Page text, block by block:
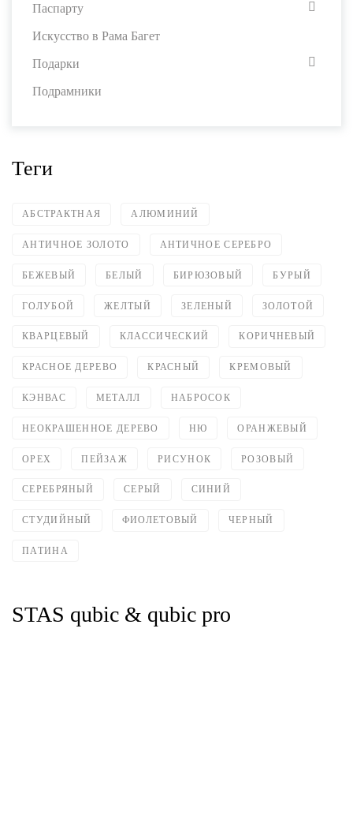
Паспарту
Искусство в Рама Багет
Подарки
Подрамники
Теги
АБСТРАКТНАЯ АЛЮМИНИЙ
АНТИЧНОЕ ЗОЛОТО АНТИЧНОЕ СЕРЕБРО
БЕЖЕВЫЙ БЕЛЫЙ БИРЮЗОВЫЙ БУРЫЙ
ГОЛУБОЙ ЖЕЛТЫЙ ЗЕЛЕНЫЙ ЗОЛОТОЙ
КВАРЦЕВЫЙ КЛАССИЧЕСКИЙ КОРИЧНЕВЫЙ
КРАСНОЕ ДЕРЕВО КРАСНЫЙ КРЕМОВЫЙ
КЭНВАС МЕТАЛЛ НАБРОСОК
НЕОКРАШЕННОЕ ДЕРЕВО НЮ ОРАНЖЕВЫЙ
ОРЕХ ПЕЙЗАЖ РИСУНОК РОЗОВЫЙ
СЕРЕБРЯНЫЙ СЕРЫЙ СИНИЙ
СТУДИЙНЫЙ ФИОЛЕТОВЫЙ ЧЕРНЫЙ
ПАТИНА
STAS qubic & qubic pro